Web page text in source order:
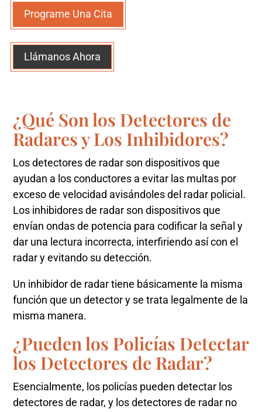
Programe Una Cita
Llámanos Ahora
¿Qué Son los Detectores de
Radares y Los Inhibidores?
Los detectores de radar son dispositivos que
ayudan a los conductores a evitar las multas por
exceso de velocidad avisándoles del radar policial.
Los inhibidores de radar son dispositivos que
envían ondas de potencia para codificar la señal y
dar una lectura incorrecta, interfiriendo así con el
radar y evitando su detección.
Un inhibidor de radar tiene básicamente la misma
función que un detector y se trata legalmente de la
misma manera.
¿Pueden los Policías Detectar
los Detectores de Radar?
Esencialmente, los policías pueden detectar los
detectores de radar, y los detectores de radar no